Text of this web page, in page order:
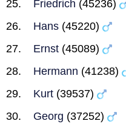
Friedrich (45236)
Hans (45220)
Ernst (45089)
Hermann (41238)
Kurt (39537)
Georg (37252)